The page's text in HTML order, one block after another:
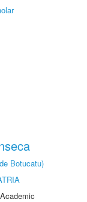
Botucatu)